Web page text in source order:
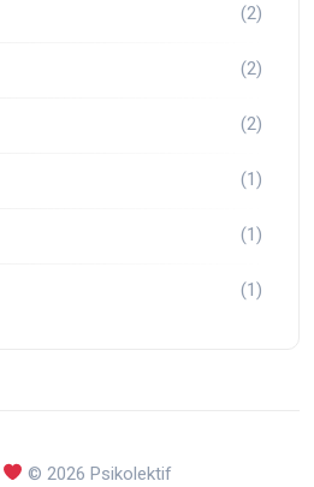
(2)
(2)
(2)
(1)
(1)
(1)
© 2026 Psikolektif